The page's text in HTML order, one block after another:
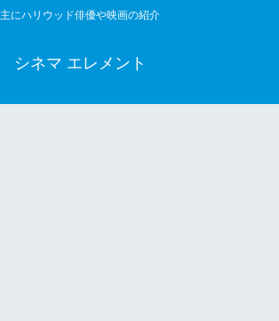
主にハリウッド俳優や映画の紹介
シネマ エレメント